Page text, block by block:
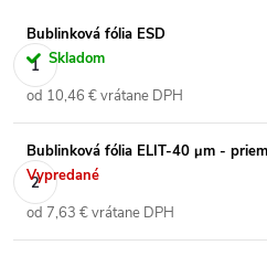
Bublinková fólia ESD
Skladom
od 10,46 € vrátane DPH
Bublinková fólia ELIT-40 μm -
Vypredané
od 7,63 € vrátane DPH